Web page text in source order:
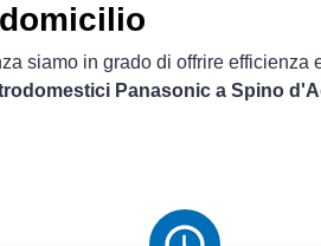
domicilio
siamo in grado di offrire efficienza
Panasonic a Spino